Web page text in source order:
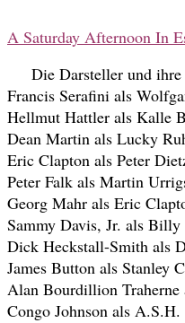
A Saturday Afternoon In
Die Darsteller und
Francis Serafini als
Hellmut Hattler als Kalle
Dean Martin als Lucky
Eric Clapton als Peter
Peter Falk als Martin
Georg Mahr als Eric
Sammy Davis, Jr. als Billy
Dick Heckstall-Smith als
James Button als Stanley
Alan Bourdillion
Congo Johnson als